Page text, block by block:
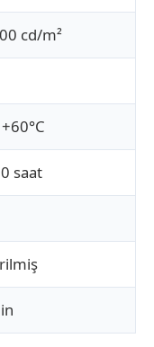
cd/m²
saat